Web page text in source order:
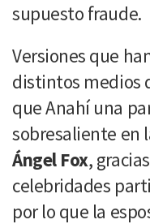
supuesto fraude.
Versiones que
distintos medios
que Anahí una
sobresaliente en
Ángel Fox,
celebridades
por lo que la